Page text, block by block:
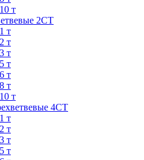
10 т
2СТ
1 т
2 т
3 т
5 т
6 т
8 т
10 т
4СТ
1 т
2 т
3 т
5 т